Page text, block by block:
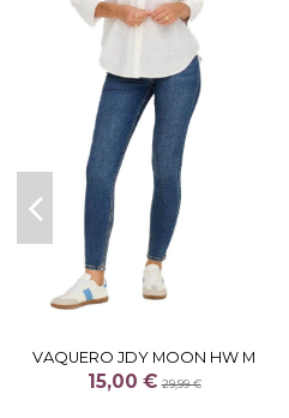
VAQUERO JDY MOON HW M
15,00 €29,99 €